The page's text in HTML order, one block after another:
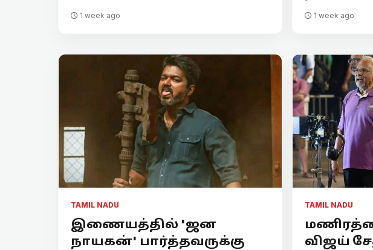
1 week ago 1 week ago
TAMIL NADU
இணையத்தில் 'ஜன
நாயகன்' பார்த்தவருக்கு
TAMIL NADU
விஜய்